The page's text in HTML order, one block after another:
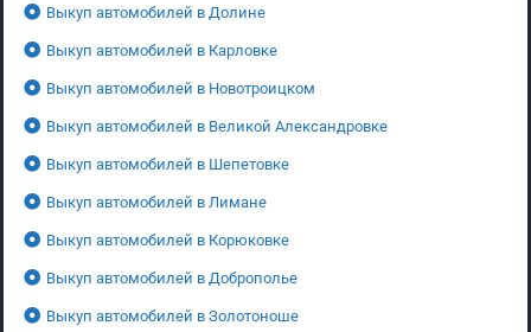
Выкуп автомобилей в Долине
Выкуп автомобилей в Карловке
Выкуп автомобилей в Новотроицком
Выкуп автомобилей в Великой Александровке
Выкуп автомобилей в Шепетовке
Выкуп автомобилей в Лимане
Выкуп автомобилей в Корюковке
Выкуп автомобилей в Доброполье
Выкуп автомобилей в Золотоноше